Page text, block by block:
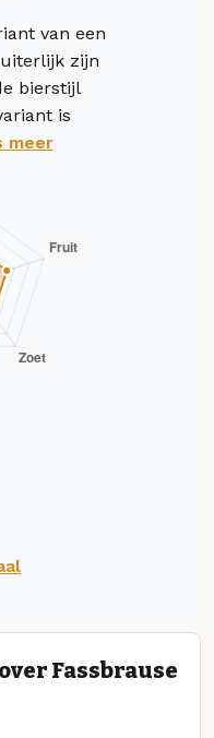
van een
zijn
bierstijl
is
meer
Fassbrause